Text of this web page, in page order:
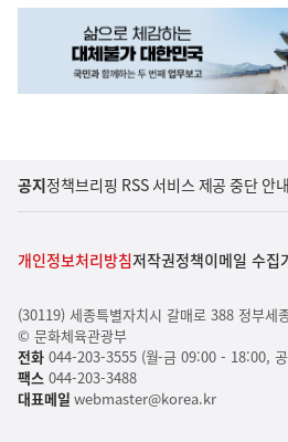
공지정책브리핑 RSS 서비스 제공 중단 안내
개인정보처리방침저작권정책이메일 수집
(30119) 세종특별자치시 갈매로 388 정부세
© 문화체육관광부
전화044-203-3555 (월-금 09:00 - 18:00,
팩스 044-203-3488
대표메일 webmaster@korea.kr